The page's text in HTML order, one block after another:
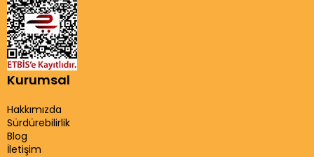
Kurumsal
Hakkımızda
Sürdürebilirlik
Blog
İletişim